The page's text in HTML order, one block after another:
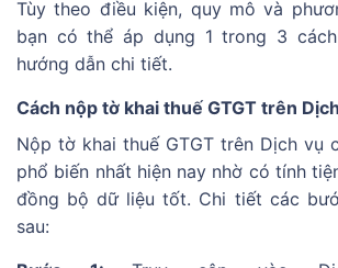
Tùy theo điều kiện, quy mô và
bạn có thể áp dụng 1 trong 3
hướng dẫn chi tiết.
Cách nộp tờ khai thuế GTGT trên
Nộp tờ khai thuế GTGT trên Dịch vụ
phổ biến nhất hiện nay nhờ có tính
đồng bộ dữ liệu tốt. Chi tiết các
sau: